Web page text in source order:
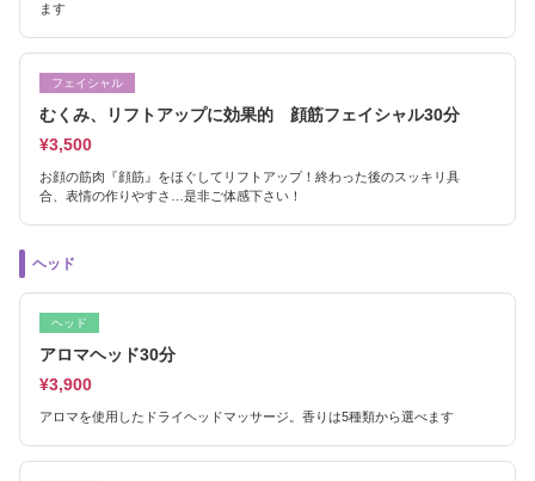
ます
フェイシャル
むくみ、リフトアップに効果的 顔筋フェイシャル30分
¥3,500
お顔の筋肉『顔筋』をほぐしてリフトアップ！終わった後のスッキリ具
合、表情の作りやすさ…是非ご体感下さい！
ヘッド
ヘッド
アロマヘッド30分
¥3,900
アロマを使用したドライヘッドマッサージ。香りは5種類から選べます